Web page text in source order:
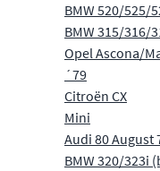
BMW 520/525/
BMW 315/316/
Opel Ascona/
´79
Citroën CX
Mini
Audi 80 August
BMW 320/323i